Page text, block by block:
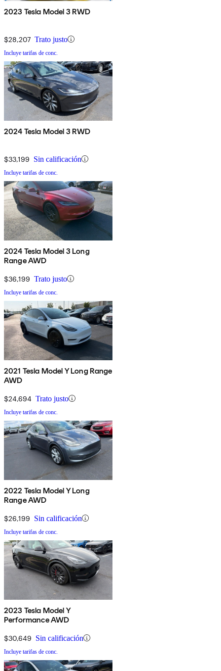
2023 Tesla Model 3 RWD
$28,207 Trato justo
Incluye tarifas de conc.
2024 Tesla Model 3 RWD
$33,199 Sin calificación
Incluye tarifas de conc.
2024 Tesla Model 3 Long
Range AWD
$36,199 Trato justo
Incluye tarifas de conc.
2021 Tesla Model Y Long Range
AWD
$24,694 Trato justo
Incluye tarifas de conc.
2022 Tesla Model Y Long
Range AWD
$26,199 Sin calificación
Incluye tarifas de conc.
2023 Tesla Model Y
Performance AWD
$30,649 Sin calificación
Incluye tarifas de conc.